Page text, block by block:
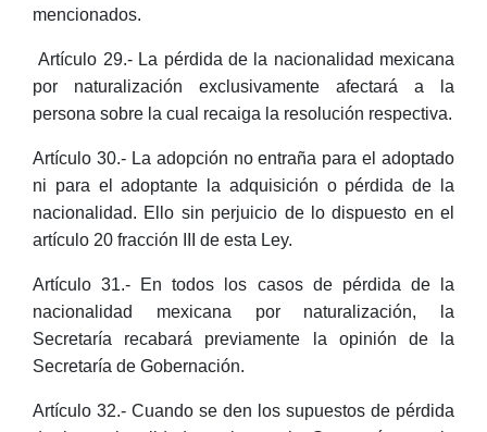
mencionados.
Artículo 29.- La pérdida de la nacionalidad mexicana
por naturalización exclusivamente afectará a la
persona sobre la cual recaiga la resolución respectiva.
Artículo 30.- La adopción no entraña para el adoptado
ni para el adoptante la adquisición o pérdida de la
nacionalidad. Ello sin perjuicio de lo dispuesto en el
artículo 20 fracción III de esta Ley.
Artículo 31.- En todos los casos de pérdida de la
nacionalidad mexicana por naturalización, la
Secretaría recabará previamente la opinión de la
Secretaría de Gobernación.
Artículo 32.- Cuando se den los supuestos de pérdida